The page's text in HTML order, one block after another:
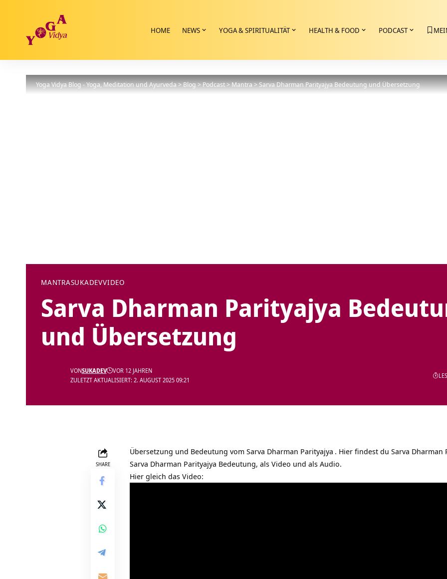
HOME NEWS YOGA & SPIRITUALITÄT HEALTH & FOOD PODCAST
Yoga Vidya Blog - Yoga, Meditation und Ayurveda>Blog>Podcast>Mantra>Sarva Dharman Parityajya Bedeutung und Übersetzung
MANTRASUKADEVVIDEO
Sarva Dharman Parityajya
und Übersetzung
ZULETZT AKTUALISIERT: 2. AUGUST 2025 09:21
VONSUKADEV VOR 12 JAHREN
SHARE
Übersetzung und Bedeutung vom Sarva Dharman Parityajya . Hier findest du Sarva Dharman
Sarva Dharman Parityajya Bedeutung, als Video und als Audio.
Hier gleich das Video: